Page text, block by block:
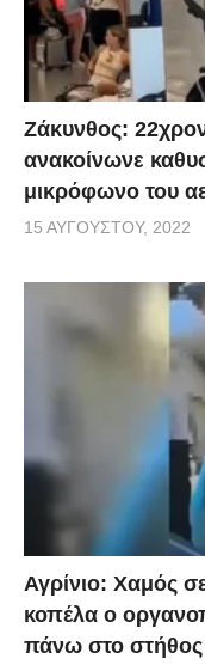
Ζάκυνθος:
ανακοίνωνε
μικρόφωνο του
15 ΑΥΓΟΎΣΤΟΥ, 2022
Αγρίνιο: Χαμός
κοπέλα ο
πάνω στο στήθος